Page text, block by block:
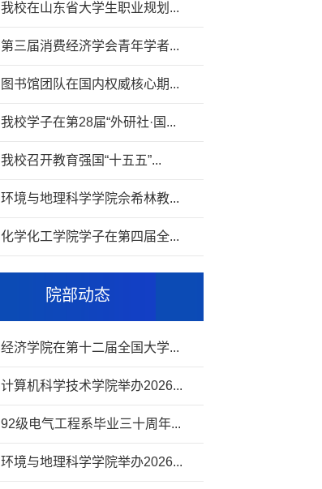
我校在山东省大学生职业规划...
第三届消费经济学会青年学者...
图书馆团队在国内权威核心期...
我校学子在第28届“外研社·国...
我校召开教育强国“十五五”...
环境与地理科学学院佘希林教...
化学化工学院学子在第四届全...
院部动态
经济学院在第十二届全国大学...
计算机科学技术学院举办2026...
92级电气工程系毕业三十周年...
环境与地理科学学院举办2026...